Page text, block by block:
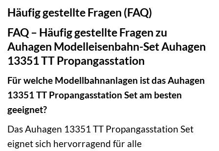
Häufig gestellte Fragen (FAQ)
FAQ – Häufig gestellte Fragen zu
Auhagen Modelleisenbahn-Set Auhagen
13351 TT Propangasstation
Für welche Modellbahnanlagen ist das Auhagen
13351 TT Propangasstation Set am besten
geeignet?
Das Auhagen 13351 TT Propangasstation Set
eignet sich hervorragend für alle